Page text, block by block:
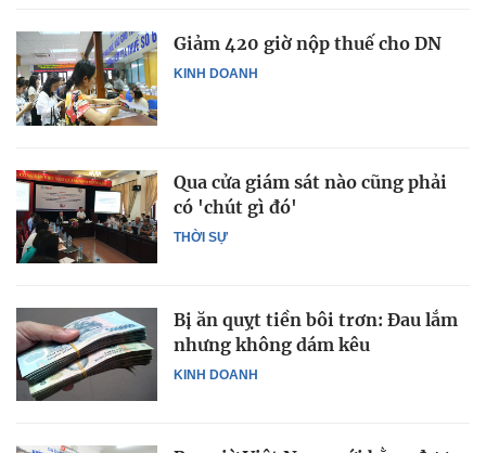
KINH DOANH
Giảm 420 giờ nộp thuế cho DN
THỜI SỰ
Qua cửa giám sát nào cũng phải
có 'chút gì đó'
KINH DOANH
Bị ăn quỵt tiền bôi trơn: Đau lắm
nhưng không dám kêu